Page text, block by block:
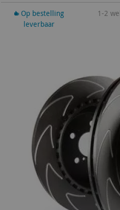
Op bestelling
leverbaar
1-2